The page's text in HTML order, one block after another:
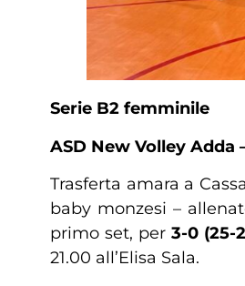
Serie B2 femminile
ASD New Volley Adda
Trasferta amara a
baby monzesi –
primo set, per3-0 (25-
21.00 all’Elisa Sala.